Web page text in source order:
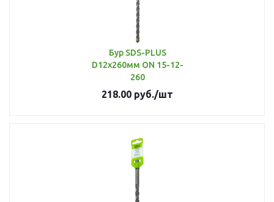
Бур SDS-PLUS
D12х260мм ON 15-12-
260
218.00 руб./шт